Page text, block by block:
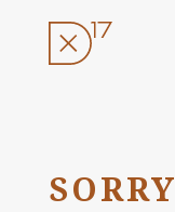
tartalomhoz
SORRY